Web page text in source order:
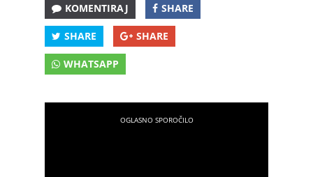
KOMENTIRAJ SHARE
SHARE SHARE
WHATSAPP